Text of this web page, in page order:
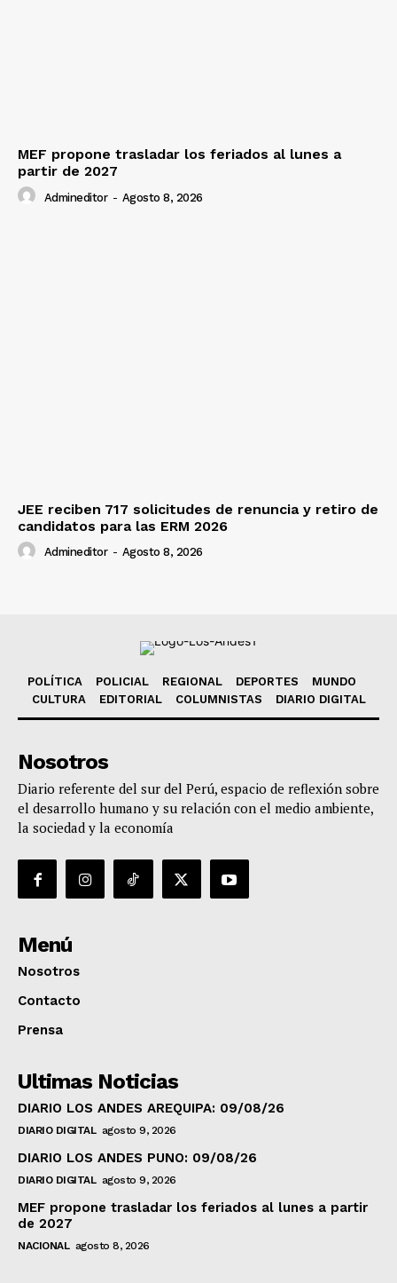
MEF propone trasladar los feriados al lunes a
partir de 2027
Admineditor - Agosto 8, 2026
JEE reciben 717 solicitudes de renuncia y retiro de
candidatos para las ERM 2026
Admineditor - Agosto 8, 2026
POLÍTICA POLICIAL REGIONAL DEPORTES
MUNDO
CULTURA
EDITORIAL COLUMNISTAS DIARIO DIGITAL
Nosotros
Diario referente del sur del Perú, espacio de reflexión sobre
el desarrollo humano y su relación con el medio ambiente,
la sociedad y la economía
Menú
Nosotros
Contacto
Prensa
Ultimas Noticias
DIARIO LOS ANDES AREQUIPA: 09/08/26
DIARIO DIGITAL agosto 9, 2026
DIARIO LOS ANDES PUNO: 09/08/26
DIARIO DIGITAL agosto 9, 2026
MEF propone trasladar los feriados al lunes a partir
de 2027
NACIONAL agosto 8, 2026